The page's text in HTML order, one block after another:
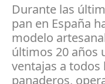
Durante las
pan en España
modelo
últimos 20 años
ventajas a todos
panaderos,